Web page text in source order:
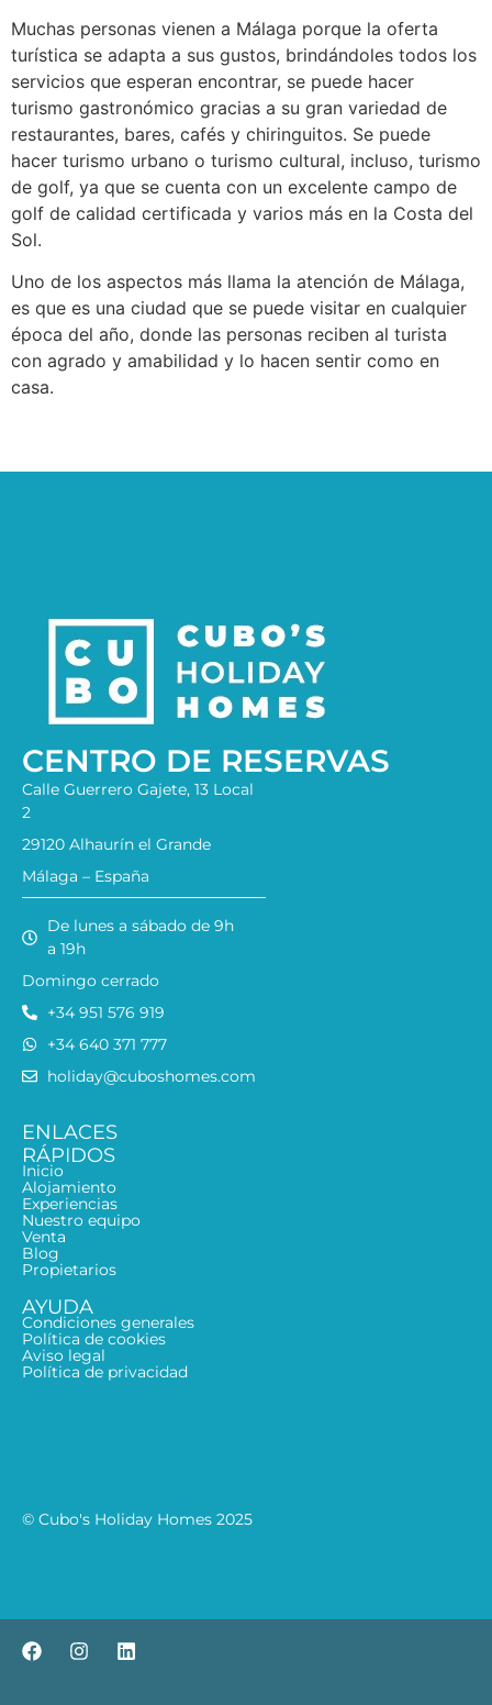
Muchas personas vienen a Málaga porque la oferta
turística se adapta a sus gustos, brindándoles todos los
servicios que esperan encontrar, se puede hacer
turismo gastronómico gracias a su gran variedad de
restaurantes, bares, cafés y chiringuitos. Se puede
hacer turismo urbano o turismo cultural, incluso, turismo
de golf, ya que se cuenta con un excelente campo de
golf de calidad certificada y varios más en la Costa del
Sol.
Uno de los aspectos más llama la atención de Málaga,
es que es una ciudad que se puede visitar en cualquier
época del año, donde las personas reciben al turista
con agrado y amabilidad y lo hacen sentir como en
casa.
CENTRO DE RESERVAS
Calle Guerrero Gajete, 13 Local
2
29120 Alhaurín el Grande
Málaga – España
De lunes a sábado de 9h
a 19h
Domingo cerrado
+34 951 576 919
+34 640 371 777
holiday@cuboshomes.com
ENLACES
RÁPIDOS
Inicio
Alojamiento
Experiencias
Nuestro equipo
Venta
Blog
Propietarios
AYUDA
Condiciones generales
Política de cookies
Aviso legal
Política de privacidad
© Cubo's Holiday Homes 2025